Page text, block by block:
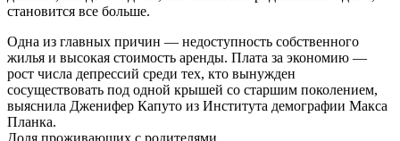
становится все больше.
Одна из главных причин — недоступность собственного
жилья и высокая стоимость аренды. Плата за экономию —
рост числа депрессий среди тех, кто вынужден
сосуществовать под одной крышей со старшим поколением,
выяснила Дженифер Капуто из Института демографии Макса
Планка.